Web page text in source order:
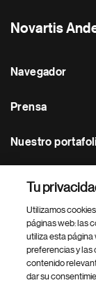
Novartis
Navegador
Prensa
Nuestro
Footer Site
Tu
Utilizamos
páginas web: las
utiliza esta
preferencias y las
contenido
dar su